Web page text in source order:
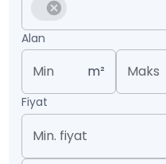
Alan
Min m² Maks
Fiyat
Min. fiyat